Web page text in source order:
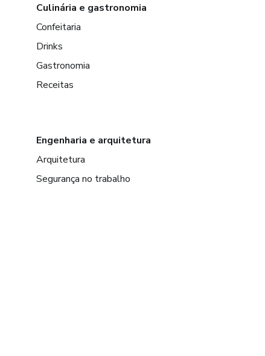
Culinária e gastronomia
Confeitaria
Drinks
Gastronomia
Receitas
Engenharia e arquitetura
Arquitetura
Segurança no trabalho